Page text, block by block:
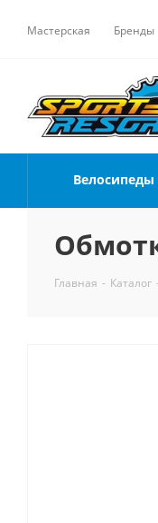
Мастерская Бренды
Велосипеды
Главная - Каталог -